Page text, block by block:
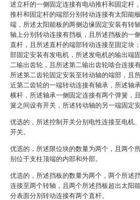
述立杆的一侧固定连接有电动推杆和固定杆
推杆和固定杆的端部分别转动连接有太阳能
端，所述太阳能板的两侧边缘固定安装有转
轴上分别转动连接有挡板，且所述挡板的一
直杆，且所述直杆的端部转动连接至固定块
部固定安装有发电机，所述发电机的输出端
二输出齿轮，且所述第二输出齿轮啮合连接
所述第二齿轮固定安装至转动轴的端部，且
近第二齿轮的一端转动连接有轴承，所述轴
横杆，所述轴承一侧固定连接有两个弹簧，
簧之间设有开关，所述转动轴的另一端固定安
优选的，所述控制开关分别电性连接至电机
开关。
优选的，所述限位块的数量为两个，且两个
别位于支柱顶端的内部和外部。
优选的，所述挡板的数量为两个，两个所述
连接至两个转轴，且两个所述挡板超出太阳
分表面分别转动连接有两个直杆。